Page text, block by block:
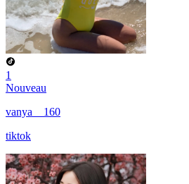
1
Nouveau
vanya__160
tiktok